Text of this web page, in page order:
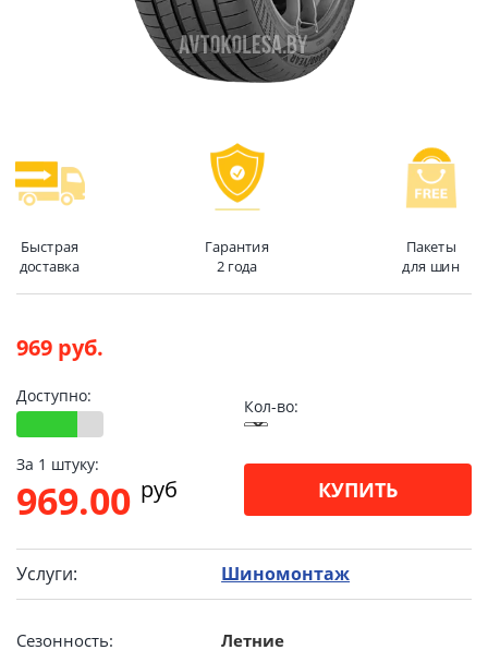
Быстрая
доставка
Гарантия
2 года
Пакеты
для шин
969 руб.
Доступно:
Кол-во:
За 1 штуку:
969.00 pуб КУПИТЬ
Услуги: Шиномонтаж
Сезонность:
Летние